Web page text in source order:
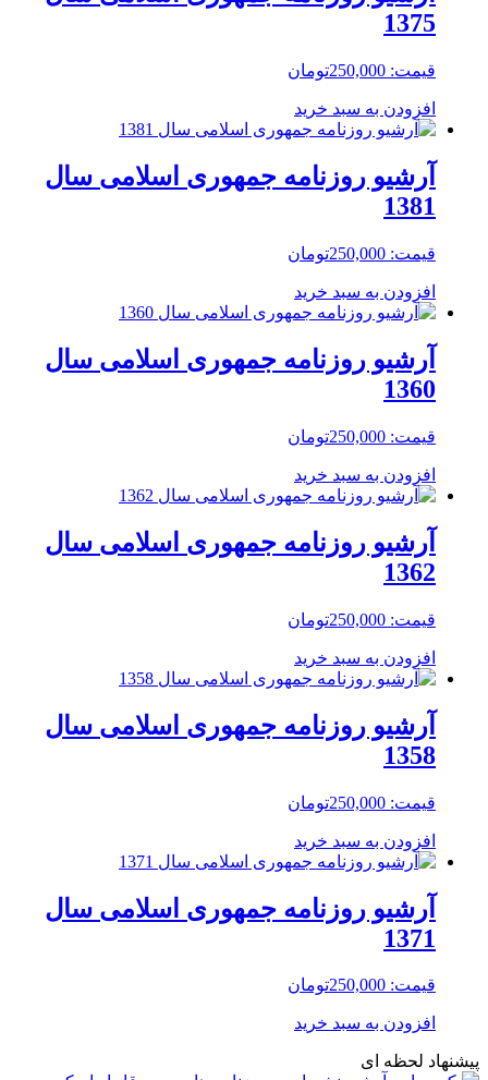
1375
قیمت: 250,000تومان
افزودن به سبد خرید
آرشیو روزنامه جمهوری اسلامی سال
1381
قیمت: 250,000تومان
افزودن به سبد خرید
آرشیو روزنامه جمهوری اسلامی سال
1360
قیمت: 250,000تومان
افزودن به سبد خرید
آرشیو روزنامه جمهوری اسلامی سال
1362
قیمت: 250,000تومان
افزودن به سبد خرید
آرشیو روزنامه جمهوری اسلامی سال
1358
قیمت: 250,000تومان
افزودن به سبد خرید
آرشیو روزنامه جمهوری اسلامی سال
1371
قیمت: 250,000تومان
افزودن به سبد خرید
پیشنهاد لحظه ای